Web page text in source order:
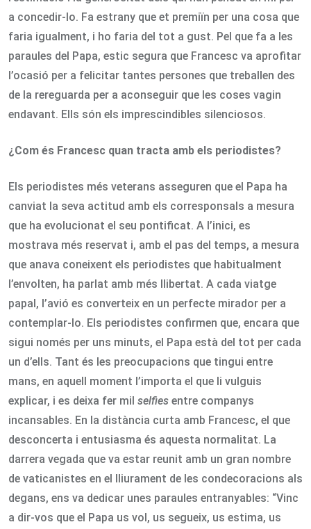
a concedir-lo. Fa estrany que et premiïn per una cosa que
faria igualment, i ho faria del tot a gust. Pel que fa a les
paraules del Papa, estic segura que Francesc va aprofitar
l’ocasió per a felicitar tantes persones que treballen des
de la rereguarda per a aconseguir que les coses vagin
endavant. Ells són els imprescindibles silenciosos.
¿Com és Francesc quan tracta amb els periodistes?
Els periodistes més veterans asseguren que el Papa ha
canviat la seva actitud amb els corresponsals a mesura
que ha evolucionat el seu pontificat. A l’inici, es
mostrava més reservat i, amb el pas del temps, a mesura
que anava coneixent els periodistes que habitualment
l’envolten, ha parlat amb més llibertat. A cada viatge
papal, l’avió es converteix en un perfecte mirador per a
contemplar-lo. Els periodistes confirmen que, encara que
sigui només per uns minuts, el Papa està del tot per cada
un d’ells. Tant és les preocupacions que tingui entre
mans, en aquell moment l’importa el que li vulguis
explicar, i es deixa fer mil selfies entre companys
incansables. En la distància curta amb Francesc, el que
desconcerta i entusiasma és aquesta normalitat. La
darrera vegada que va estar reunit amb un gran nombre
de vaticanistes en el lliurament de les condecoracions als
degans, ens va dedicar unes paraules entranyables: “Vinc
a dir-vos que el Papa us vol, us segueix, us estima, us